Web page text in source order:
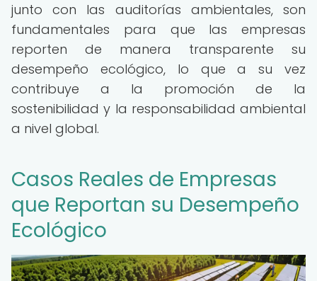
junto con las auditorías ambientales, son
fundamentales para que las empresas
reporten de manera transparente su
desempeño ecológico, lo que a su vez
contribuye a la promoción de la
sostenibilidad y la responsabilidad ambiental
a nivel global.
Casos Reales de Empresas
que Reportan su Desempeño
Ecológico